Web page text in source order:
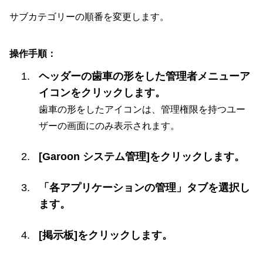
サブカテゴリーの順番を変更します。
操作手順：
ヘッダーの歯車の形をした管理者メニューア
イコンをクリックします。
歯車の形をしたアイコンは、管理権限を持つユー
ザーの画面にのみ表示されます。
[Garoon システム管理]をクリックします。
「各アプリケーションの管理」タブを選択し
ます。
[掲示板]をクリックします。